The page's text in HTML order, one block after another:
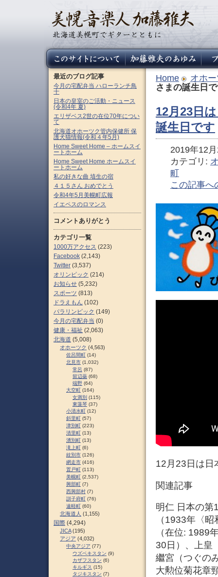
Home
オホ
さまの誕生日
12月23日
誕生日です
2019年12
カテゴリ:
町
この記事へ
12月23日は日
関連記事
明仁 日本の第
（1933年〈
（在位: 1989
30日）、上皇
繼宮（つぐの
大勲位菊花章
最近のブログ記事
今月の宅配弁当 ハローランチ鳥
十
日本の皇室のご活動・ニュース
(令和4年 夏)
エリザベス2世の在位70年につい
て
北海道オホーツク管内保健所 保
護犬猫情報(令和４年5月)
Home Sweet Home – ホームスイ
ートホーム
Home Sweet Home ホームスイ
ートホーム
私の好きな曲 埴生の宿
４１５さん おめでとう
令和4年5月美幌町広報
イエペスのロマンス
コメントありがとう
カテゴリ一覧
1000万アクセス (223)
Facebook (2,143)
Twitter (3,537)
オリンピック (214)
お知らせ (5,232)
スポーツ (813)
ドラえもん (102)
パラリンピック (149)
今月の宅配弁当 (0)
健康・福祉 (2,063)
北海道 (5,008)
オホーツク (4,563)
佐呂間町 (14)
北見市 (1,032)
常呂 (87)
留辺蘂 (68)
端野 (64)
大空町 (164)
女満別 (115)
東藻琴 (37)
小清水町 (12)
斜里町 (57)
津別町 (223)
清里町 (13)
湧別町 (13)
滝上町 (6)
紋別市 (126)
網走市 (416)
置戸町 (113)
美幌町 (2,537)
興部町 (7)
西興部村 (7)
訓子府町 (76)
遠軽町 (60)
北海道人 (1,155)
国際 (4,294)
JICA(195)
アジア (4,032)
中央アジア (77)
ウズベキスタン (9)
カザフスタン (6)
キルギス (15)
タジキスタン (7)